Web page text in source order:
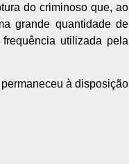
do criminoso que, ao
grande quantidade de
utilizada pela
à disposição